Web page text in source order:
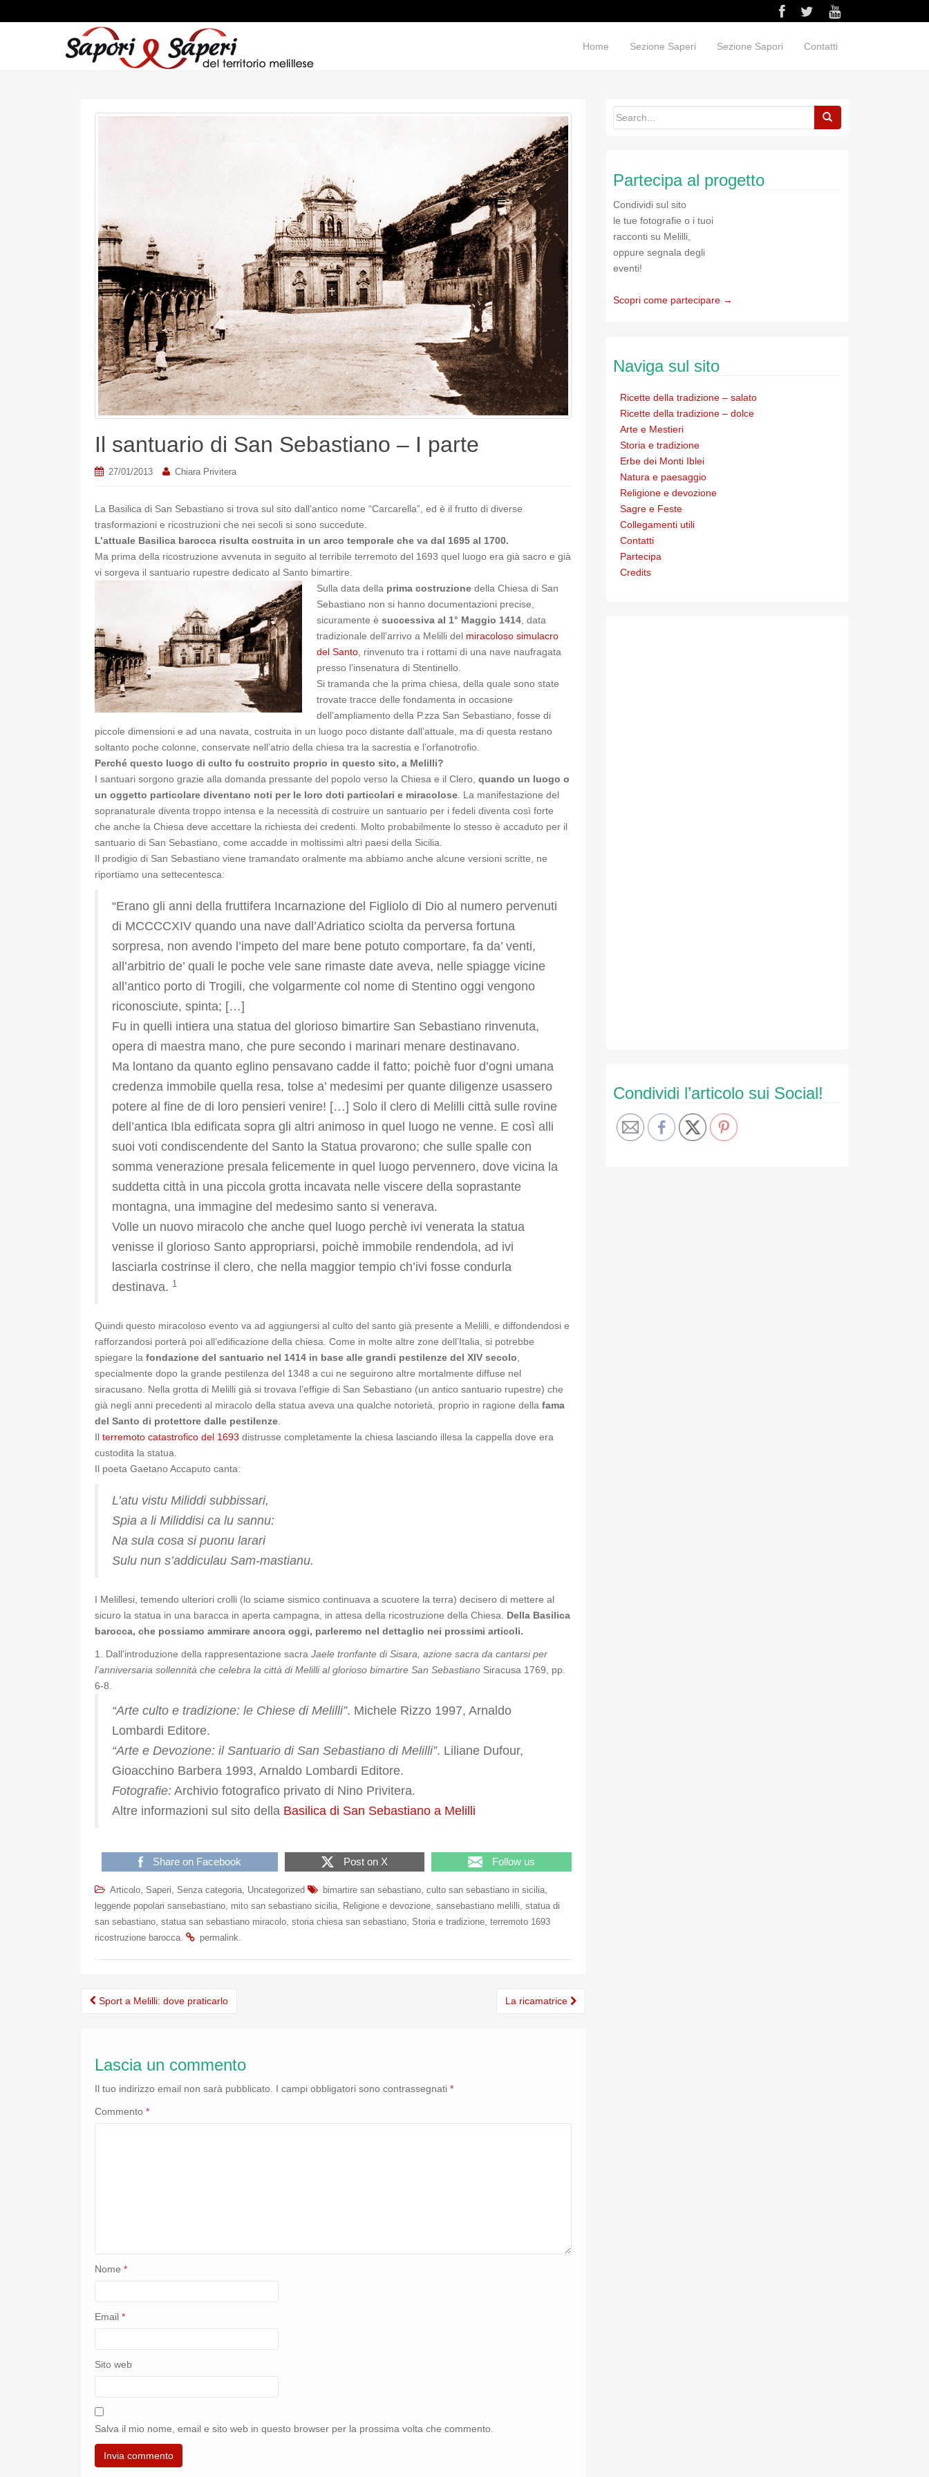
Home Sezione Saperi Sezione Sapori Contatti
Il santuario di San Sebastiano – I parte
27/01/2013 Chiara Privitera
La Basilica di San Sebastiano si trova sul sito dall’antico nome “Carcarella”, ed è il frutto di diverse
trasformazioni e ricostruzioni che nei secoli si sono succedute.
L’attuale Basilica barocca risulta costruita in un arco temporale che va dal 1695 al 1700.
Ma prima della ricostruzione avvenuta in seguito al terribile terremoto del 1693 quel luogo era già sacro e già
vi sorgeva il santuario rupestre dedicato al Santo bimartire.
Sulla data della prima costruzione della Chiesa di San
Sebastiano non si hanno documentazioni precise,
sicuramente è successiva al 1° Maggio 1414 , data
tradizionale dell’arrivo a Melilli del miracoloso simulacro
del Santo , rinvenuto tra i rottami di una nave naufragata
presso l’insenatura di Stentinello.
Si tramanda che la prima chiesa, della quale sono state
trovate tracce delle fondamenta in occasione
dell’ampliamento della P.zza San Sebastiano, fosse di
piccole dimensioni e ad una navata, costruita in un luogo poco distante dall’attuale, ma di questa restano
soltanto poche colonne, conservate nell’atrio della chiesa tra la sacrestia e l’orfanotrofio.
Perché questo luogo di culto fu costruito proprio in questo sito, a Melilli?
I santuari sorgono grazie alla domanda pressante del popolo verso la Chiesa e il Clero, quando un luogo o
un oggetto particolare diventano noti per le loro doti particolari e miracolose . La manifestazione del
sopranaturale diventa troppo intensa e la necessità di costruire un santuario per i fedeli diventa così forte
che anche la Chiesa deve accettare la richiesta dei credenti. Molto probabilmente lo stesso è accaduto per il
santuario di San Sebastiano, come accadde in moltissimi altri paesi della Sicilia.
Il prodigio di San Sebastiano viene tramandato oralmente ma abbiamo anche alcune versioni scritte, ne
riportiamo una settecentesca:
“Erano gli anni della fruttifera Incarnazione del Figliolo di Dio al numero pervenuti
di MCCCCXIV quando una nave dall’Adriatico sciolta da perversa fortuna
sorpresa, non avendo l’impeto del mare bene potuto comportare, fa da’ venti,
all’arbitrio de’ quali le poche vele sane rimaste date aveva, nelle spiagge vicine
all’antico porto di Trogili, che volgarmente col nome di Stentino oggi vengono
riconosciute, spinta; […]
Fu in quelli intiera una statua del glorioso bimartire San Sebastiano rinvenuta,
opera di maestra mano, che pure secondo i marinari menare destinavano.
Ma lontano da quanto eglino pensavano cadde il fatto; poichè fuor d’ogni umana
credenza immobile quella resa, tolse a’ medesimi per quante diligenze usassero
potere al fine de di loro pensieri venire! […] Solo il clero di Melilli città sulle rovine
dell’antica Ibla edificata sopra gli altri animoso in quel luogo ne venne. E così alli
suoi voti condiscendente del Santo la Statua provarono; che sulle spalle con
somma venerazione presala felicemente in quel luogo pervennero, dove vicina la
suddetta città in una piccola grotta incavata nelle viscere della soprastante
montagna, una immagine del medesimo santo si venerava.
Volle un nuovo miracolo che anche quel luogo perchè ivi venerata la statua
venisse il glorioso Santo appropriarsi, poichè immobile rendendola, ad ivi
lasciarla costrinse il clero, che nella maggior tempio ch’ivi fosse condurla
destinava. 1
Quindi questo miracoloso evento va ad aggiungersi al culto del santo già presente a Melilli, e diffondendosi e
rafforzandosi porterà poi all’edificazione della chiesa. Come in molte altre zone dell’Italia, si potrebbe
spiegare la fondazione del santuario nel 1414 in base alle grandi pestilenze del XIV secolo
specialmente dopo la grande pestilenza del 1348 a cui ne seguirono altre mortalmente diffuse nel
siracusano. Nella grotta di Melilli già si trovava l’effigie di San Sebastiano (un antico santuario rupestre) che
già negli anni precedenti al miracolo della statua aveva una qualche notorietà, proprio in ragione della fama
del Santo di protettore dalle pestilenze
Il terremoto catastrofico del 1693 distrusse completamente la chiesa lasciando illesa la cappella dove era
custodita la statua.
Il poeta Gaetano Accaputo canta:
L’atu vistu Miliddi subbissari,
Spia a li Miliddisi ca lu sannu:
Na sula cosa si puonu larari
Sulu nun s’addiculau Sam-mastianu.
I Melillesi, temendo ulteriori crolli (lo sciame sismico continuava a scuotere la terra) decisero di mettere al
sicuro la statua in una baracca in aperta campagna, in attesa della ricostruzione della Chiesa. Della Basilica
barocca, che possiamo ammirare ancora oggi, parleremo nel dettaglio nei prossimi articoli.
1. Dall’introduzione della rappresentazione sacra Jaele tronfante di Sisara, azione sacra da cantarsi per
l’anniversaria sollennità che celebra la città di Melilli al glorioso bimartire San Sebastiano Siracusa 1769, pp.
6-8.
“Arte culto e tradizione: le Chiese di Melilli”. Michele Rizzo 1997, Arnaldo
Lombardi Editore.
“Arte e Devozione: il Santuario di San Sebastiano di Melilli”. Liliane Dufour,
Gioacchino Barbera 1993, Arnaldo Lombardi Editore.
Fotografie: Archivio fotografico privato di Nino Privitera.
Altre informazioni sul sito della Basilica di San Sebastiano a Melilli
Share on Facebook Post on X Follow us
Articolo Saperi Senza categoria Uncategorized bimartire san sebastiano culto san sebastiano in sicilia
leggende popolari sansebastiano mito san sebastiano sicilia Religione e devozione sansebastiano melilli statua di
san sebastiano statua san sebastiano miracolo storia chiesa san sebastiano Storia e tradizione terremoto 1693
ricostruzione barocca
permalink
Post
Sport a Melilli: dove praticarlo La ricamatrice
Lascia un commento
Il tuo indirizzo email non sarà pubblicato. I campi obbligatori sono contrassegnati *
Commento *
Nome *
Email *
Sito web
Salva il mio nome, email e sito web in questo browser per la prossima volta che commento.
Partecipa al progetto
Condividi sul sito
le tue fotografie o i tuoi
racconti su Melilli,
oppure segnala degli
eventi!
Scopri come partecipare →
Naviga sul sito
Ricette della tradizione – salato
Ricette della tradizione – dolce
Arte e Mestieri
Storia e tradizione
Erbe dei Monti Iblei
Natura e paesaggio
Religione e devozione
Sagre e Feste
Collegamenti utili
Contatti
Partecipa
Credits
Condividi l’articolo sui Social!